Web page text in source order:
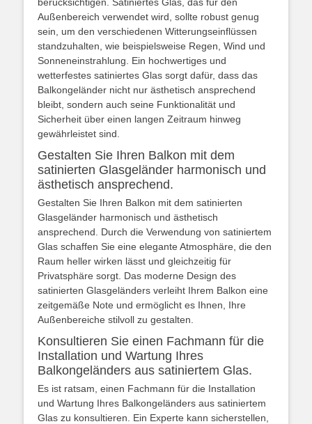
Außenbereich verwendet wird, sollte robust genug
sein, um den verschiedenen Witterungseinflüssen
standzuhalten, wie beispielsweise Regen, Wind und
Sonneneinstrahlung. Ein hochwertiges und
wetterfestes satiniertes Glas sorgt dafür, dass das
Balkongeländer nicht nur ästhetisch ansprechend
bleibt, sondern auch seine Funktionalität und
Sicherheit über einen langen Zeitraum hinweg
gewährleistet sind.
Gestalten Sie Ihren Balkon mit dem
satinierten Glasgeländer harmonisch und
ästhetisch ansprechend.
Gestalten Sie Ihren Balkon mit dem satinierten
Glasgeländer harmonisch und ästhetisch
ansprechend. Durch die Verwendung von satiniertem
Glas schaffen Sie eine elegante Atmosphäre, die den
Raum heller wirken lässt und gleichzeitig für
Privatsphäre sorgt. Das moderne Design des
satinierten Glasgeländers verleiht Ihrem Balkon eine
zeitgemäße Note und ermöglicht es Ihnen, Ihre
Außenbereiche stilvoll zu gestalten.
Konsultieren Sie einen Fachmann für die
Installation und Wartung Ihres
Balkongeländers aus satiniertem Glas.
Es ist ratsam, einen Fachmann für die Installation
und Wartung Ihres Balkongeländers aus satiniertem
Glas zu konsultieren. Ein Experte kann sicherstellen,